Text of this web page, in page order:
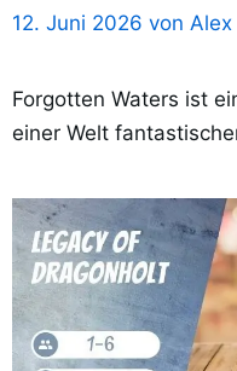
12. Juni 2026 von
Forgotten Waters ist
einer Welt